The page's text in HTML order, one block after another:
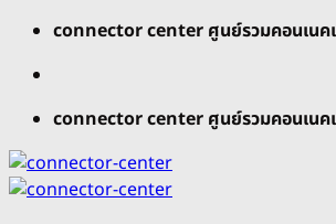
Skip
content
connector center ศูนย์รวมคอนเนค
connector center ศูนย์รวมคอนเนค